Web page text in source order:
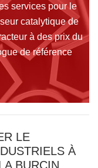
services pour le
catalytique de
à des prix du
de référence
LE
À
BURCIN